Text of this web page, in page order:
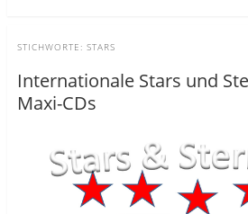
STICHWORTE: STARS
Internationale Stars und
Maxi-CDs